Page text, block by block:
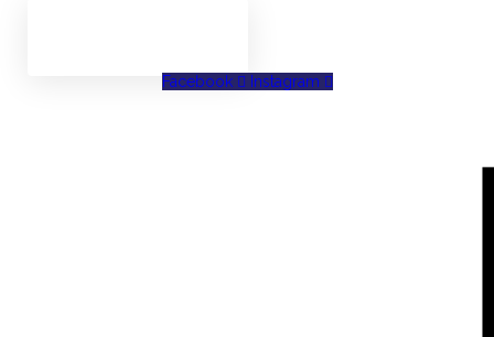
Facebook Instagram